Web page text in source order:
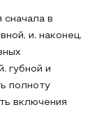
сначала в
и, наконец,
губной и
полноту
включения